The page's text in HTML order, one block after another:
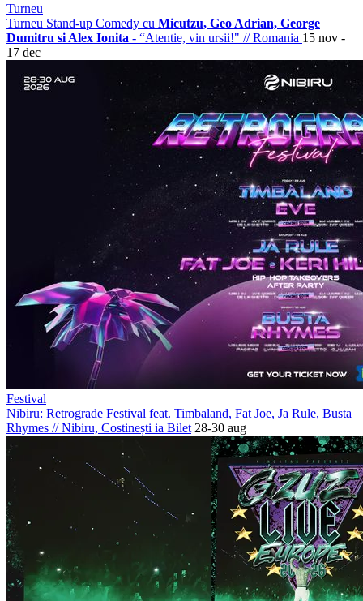
Turneu
Turneu Stand-up Comedy cu Micutzu, Geo Adrian, George
Dumitru si Alex Ionita - “Atentie, vin ursii!" //Romania 15 nov -
17 dec
Festival
Nibiru: Retrograde Festival feat. Timbaland, Fat Joe, Ja Rule, Busta
Rhymes //Nibiru, Costinești ia Bilet 28-30 aug